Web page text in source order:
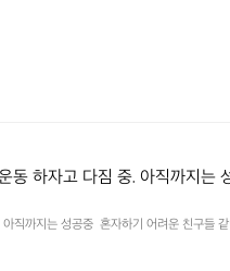
동 하자고 다짐 중. 아직까지는
직까지는 성공중  혼자하기 어려운 친구들